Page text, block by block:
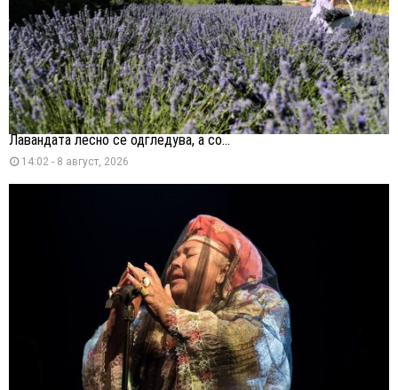
Лавандата лесно се одгледува, а со...
14:02 - 8 август, 2026